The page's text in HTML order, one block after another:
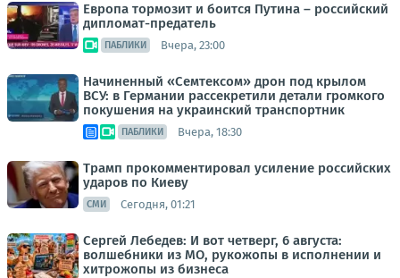
Европа тормозит и боится Путина – российский
дипломат-предатель
ПАБЛИКИ Вчера, 23:00
Начиненный «Семтексом» дрон под крылом
ВСУ: в Германии рассекретили детали громкого
покушения на украинский транспортник
ПАБЛИКИ Вчера, 18:30
Трамп прокомментировал усиление российских
ударов по Киеву
СМИ Сегодня, 01:21
Сергей Лебедев: И вот четверг, 6 августа:
волшебники из МО, рукожопы в исполнении и
хитрожопы из бизнеса